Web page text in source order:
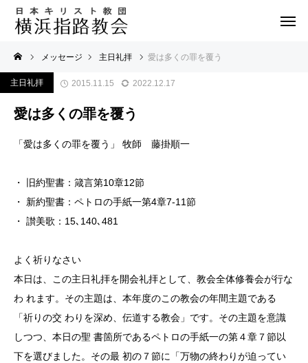
メッセージ 主日礼拝 愛は多くの罪を覆う
主日礼拝 2015.11.15 2022.12.17
愛は多くの罪を覆う
「愛は多くの罪を覆う」 牧師 藤掛順一
・ 旧約聖書：箴言第10章12節
・ 新約聖書：ペトロの手紙一第4章7-11節
・ 讃美歌：15､140､481
よく祈りなさい
本日は、この主日礼拝を開会礼拝として、教会全体修養会が行な
わ れます。その主題は、本年度のこの教会の年間主題である
「祈りの交 わりを深め、伝道する教会」です。その主題を意識
しつつ、本日の聖 書箇所であるペトロの手紙一の第４章７節以
下を選びました。その最 初の７節に「万物の終わりが迫ってい